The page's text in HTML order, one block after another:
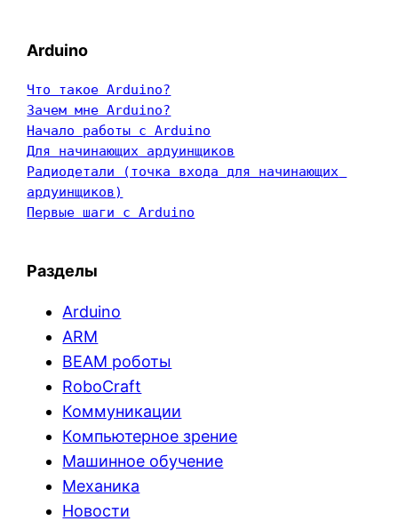
Arduino
Что такое Arduino?
Зачем мне Arduino?
Начало работы с Arduino
Для начинающих ардуинщиков
Радиодетали (точка входа для начинающих
ардуинщиков)
Первые шаги с Arduino
Разделы
Arduino
ARM
BEAM роботы
RoboCraft
Коммуникации
Компьютерное зрение
Машинное обучение
Механика
Новости